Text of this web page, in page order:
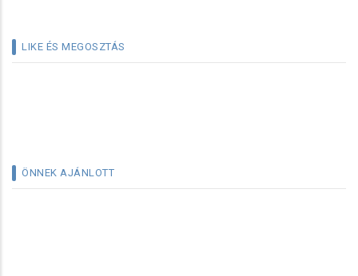
LIKE ÉS MEGOSZTÁS
ÖNNEK AJÁNLOTT